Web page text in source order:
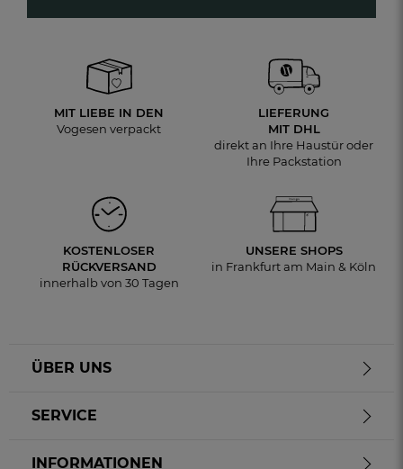
MIT LIEBE IN DEN
Vogesen verpackt
LIEFERUNG
MIT DHL
direkt an Ihre Haustür oder
Ihre Packstation
KOSTENLOSER
RÜCKVERSAND
innerhalb von 30 Tagen
UNSERE SHOPS
in Frankfurt am Main & Köln
ÜBER UNS
SERVICE
INFORMATIONEN